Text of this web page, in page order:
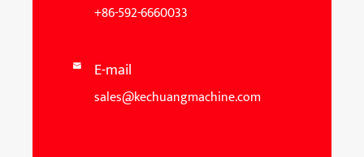
+86-592-6660033
 E-mail
sales@kechuangmachine.com